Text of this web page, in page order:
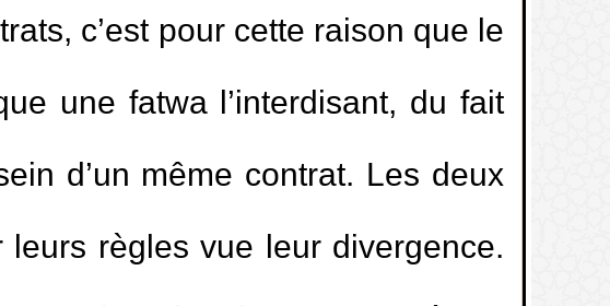
c’est pour cette raison que le
une fatwa l’interdisant, du fait
d’un même contrat. Les deux
règles vue leur divergence.